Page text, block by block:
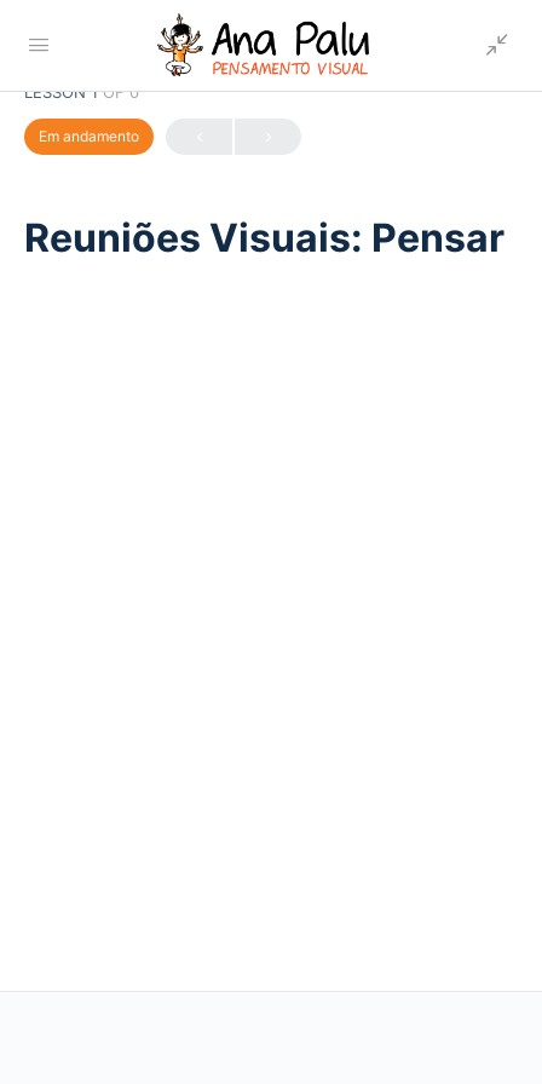
LESSON 1OF 0
Em andamento
Reuniões Visuais: Pensar